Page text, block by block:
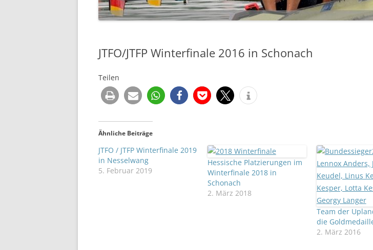
LANDKREIS FULDA
LANDKREIS LIMBURG-WEILBURG
LANDESHAUPTSTADT WIESBADEN
STADT DARMSTADT
ANMELDEN
JTFO/JTFP Winterfinale 2016 in Schonach
Teilen
Ähnliche Beiträge
JTFO / JTFP Winterfinale 2019
in Nesselwang
5. Februar 2019
Hessische Platzierungen im
Winterfinale 2018 in
Schonach
2. März 2018
Team der
die
2. März 2016